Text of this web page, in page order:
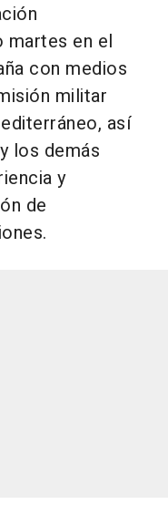
martes en el
con medios
militar
así
los demás
y
de